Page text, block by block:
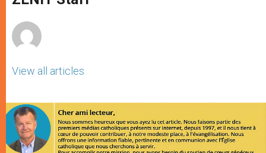
p e k
View all articles